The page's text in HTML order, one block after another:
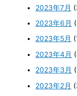
2023年7月
2023年6月
2023年5月
2023年4月
2023年3月
2023年2月